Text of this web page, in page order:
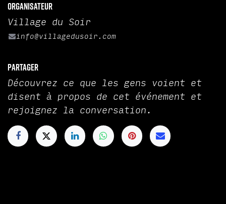
Organisateur
Village du Soir
info@villagedusoir.com
Partager
Découvrez ce que les gens voient et
disent à propos de cet événement et
rejoignez la conversation.